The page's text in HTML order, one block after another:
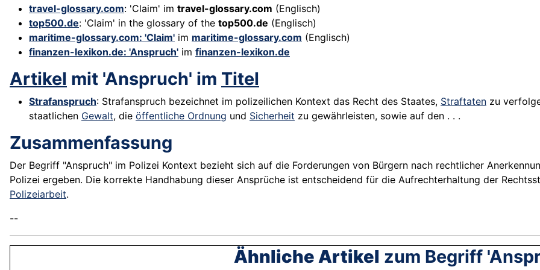
travel-glossary.com: 'Claim' im travel-glossary.com (Englisch)
top500.de: 'Claim' in the glossary of the top500.de (Englisch)
maritime-glossary.com: 'Claim' im maritime-glossary.com (Englisch)
finanzen-lexikon.de: 'Anspruch' im finanzen-lexikon.de
Artikel mit 'Anspruch' im Titel
Strafanspruch: Strafanspruch bezeichnet im polizeilichen Kontext das Recht des Staates, Straftaten zu
staatlichen Gewalt, die öffentliche Ordnung und Sicherheit zu gewährleisten, sowie auf den . . .
Zusammenfassung
Der Begriff "Anspruch" im Polizei Kontext bezieht sich auf die Forderungen von Bürgern nach rechtlicher
Polizei ergeben. Die korrekte Handhabung dieser Ansprüche ist entscheidend für die Aufrechterhaltung der
Polizeiarbeit.
--
Ähnliche Artikel zum Begriff